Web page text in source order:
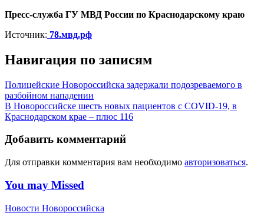
Пресс-служба ГУ МВД России по Краснодарскому краю
Источник: 78.мвд.рф
Навигация по записям
Полицейские Новороссийска задержали подозреваемого в
разбойном нападении
В Новороссийске шесть новых пациентов с COVID-19, в
Краснодарском крае – плюс 116
Добавить комментарий
Для отправки комментария вам необходимо авторизоваться.
You may Missed
Новости Новороссийска